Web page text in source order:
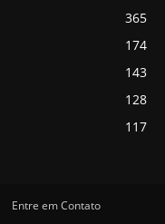
365
174
143
128
117
Entre em Contato